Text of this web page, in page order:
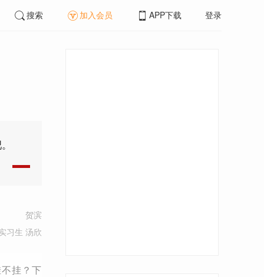
搜索 加入会员 APP下载 登录
贺滨
习生 汤欣
挂？下